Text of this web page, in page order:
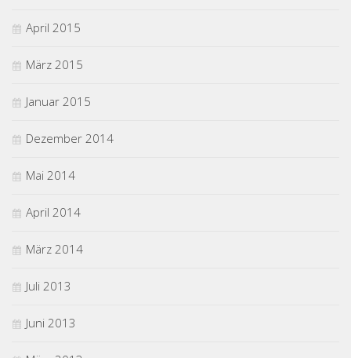
April 2015
März 2015
Januar 2015
Dezember 2014
Mai 2014
April 2014
März 2014
Juli 2013
Juni 2013